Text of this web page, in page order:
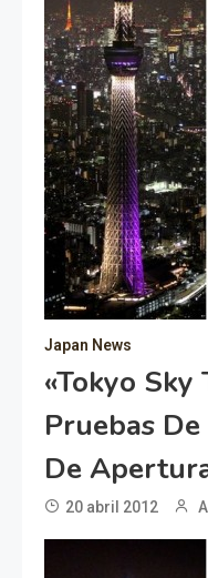
Japan News
«Tokyo Sky
Pruebas
De
20 abril 2012